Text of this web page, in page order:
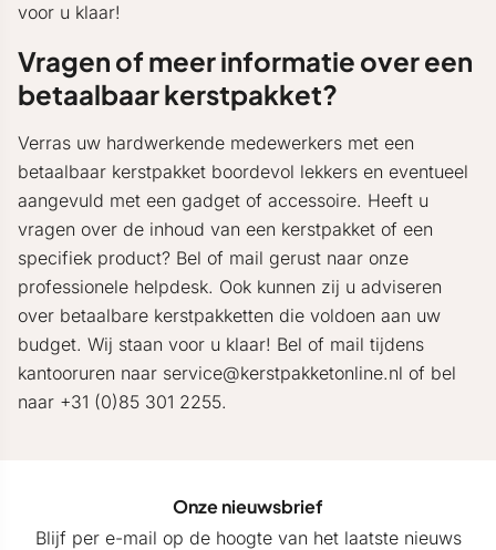
voor u klaar!
Vragen of meer informatie over een
betaalbaar kerstpakket?
Verras uw hardwerkende medewerkers met een
betaalbaar kerstpakket boordevol lekkers en eventueel
aangevuld met een gadget of accessoire. Heeft u
vragen over de inhoud van een kerstpakket of een
specifiek product? Bel of mail gerust naar onze
professionele helpdesk. Ook kunnen zij u adviseren
over betaalbare kerstpakketten die voldoen aan uw
budget. Wij staan voor u klaar! Bel of mail tijdens
kantooruren naar service@kerstpakketonline.nl of bel
naar +31 (0)85 301 2255.
Onze nieuwsbrief
Blijf per e-mail op de hoogte van het laatste nieuws